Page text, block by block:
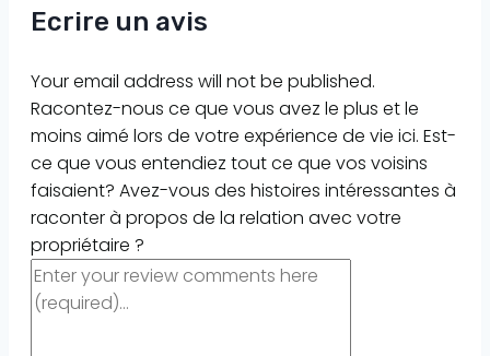
Ecrire un avis
Your email address will not be published.
Racontez-nous ce que vous avez le plus et le
moins aimé lors de votre expérience de vie ici. Est-
ce que vous entendiez tout ce que vos voisins
faisaient? Avez-vous des histoires intéressantes à
raconter à propos de la relation avec votre
propriétaire ?